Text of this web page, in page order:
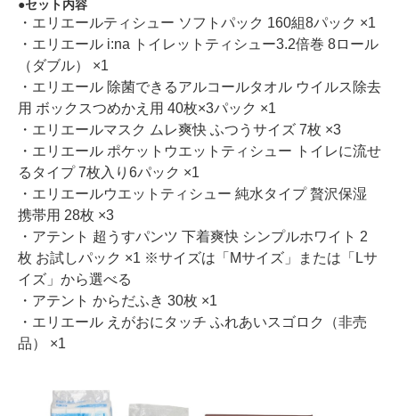
セット内容
・エリエールティシュー ソフトパック 160組8パック ×1
・エリエール i:na トイレットティシュー3.2倍巻 8ロール
（ダブル） ×1
・エリエール 除菌できるアルコールタオル ウイルス除去
用 ボックスつめかえ用 40枚×3パック ×1
・エリエールマスク ムレ爽快 ふつうサイズ 7枚 ×3
・エリエール ポケットウエットティシュー トイレに流せ
るタイプ 7枚入り6パック ×1
・エリエールウエットティシュー 純水タイプ 贅沢保湿
携帯用 28枚 ×3
・アテント 超うすパンツ 下着爽快 シンプルホワイト 2
枚 お試しパック ×1 ※サイズは「Mサイズ」または「Lサ
イズ」から選べる
・アテント からだふき 30枚 ×1
・エリエール えがおにタッチ ふれあいスゴロク（非売
品） ×1